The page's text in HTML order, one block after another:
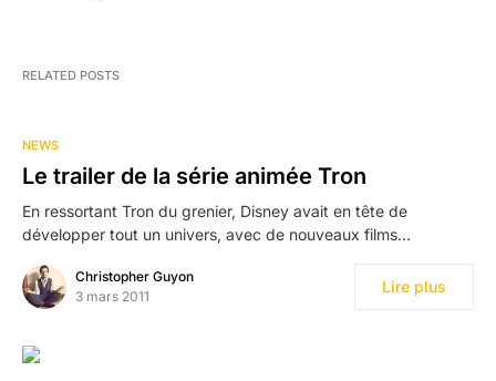
RELATED POSTS
NEWS
Le trailer de la série animée Tron
En ressortant Tron du grenier, Disney avait en tête de
développer tout un univers, avec de nouveaux films…
Christopher Guyon
3 mars 2011
Lire plus